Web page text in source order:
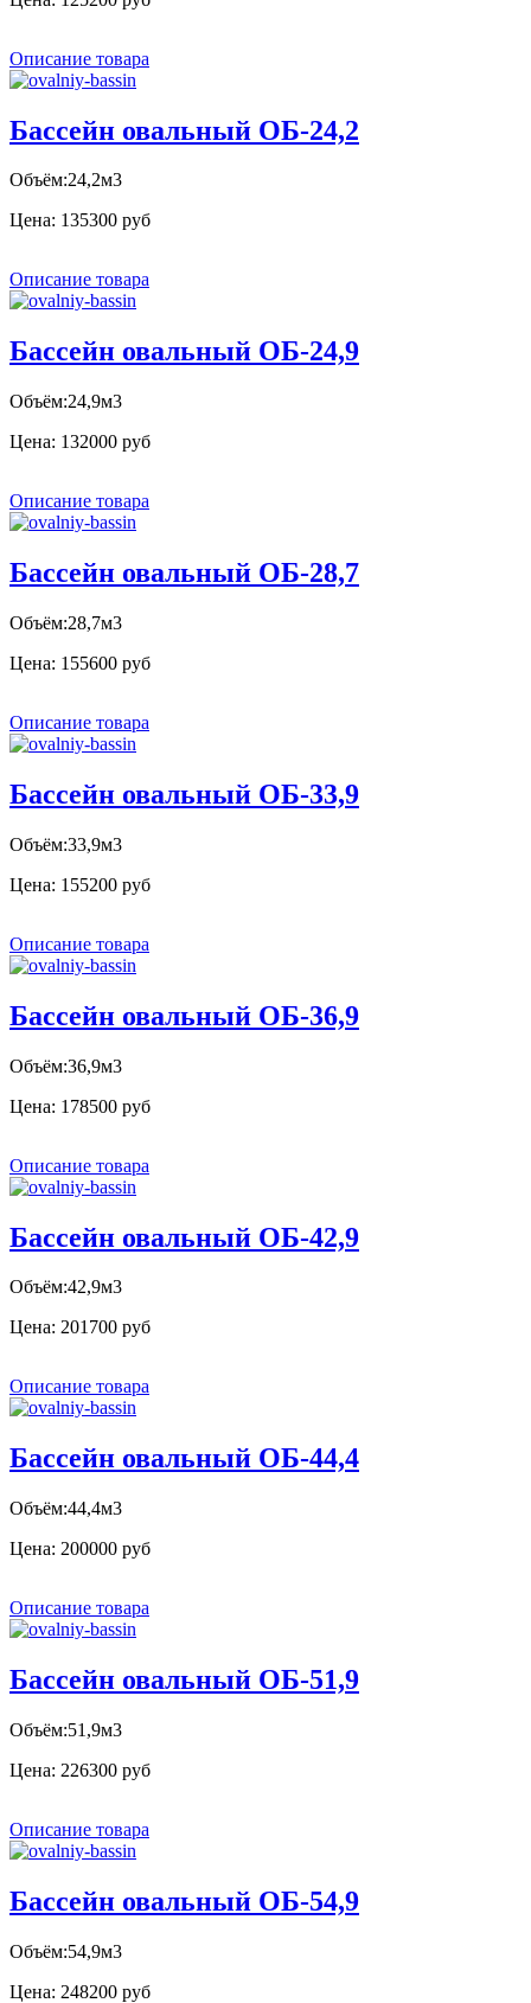
Описание товара
Бассейн овальный ОБ-24,2
Объём:24,2м3
Цена: 135300 руб
Описание товара
Бассейн овальный ОБ-24,9
Объём:24,9м3
Цена: 132000 руб
Описание товара
Бассейн овальный ОБ-28,7
Объём:28,7м3
Цена: 155600 руб
Описание товара
Бассейн овальный ОБ-33,9
Объём:33,9м3
Цена: 155200 руб
Описание товара
Бассейн овальный ОБ-36,9
Объём:36,9м3
Цена: 178500 руб
Описание товара
Бассейн овальный ОБ-42,9
Объём:42,9м3
Цена: 201700 руб
Описание товара
Бассейн овальный ОБ-44,4
Объём:44,4м3
Цена: 200000 руб
Описание товара
Бассейн овальный ОБ-51,9
Объём:51,9м3
Цена: 226300 руб
Описание товара
Бассейн овальный ОБ-54,9
Объём:54,9м3
Цена: 248200 руб